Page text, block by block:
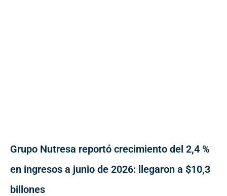
Grupo Nutresa reportó crecimiento del 2,4 %
en ingresos a junio de 2026: llegaron a $10,3
billones